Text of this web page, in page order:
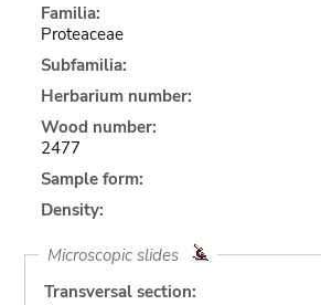
Familia:
Proteaceae
Subfamilia:
Herbarium number:
Wood number:
2477
Sample form:
Density:
Microscopic slides
Transversal section: